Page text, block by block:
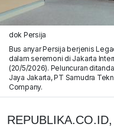
dok Persija
Bus anyar Persija berjenis
dalam seremoni di Jakarta
(20/5/2026). Peluncuran
Jaya Jakarta, PT Samudra
Company.